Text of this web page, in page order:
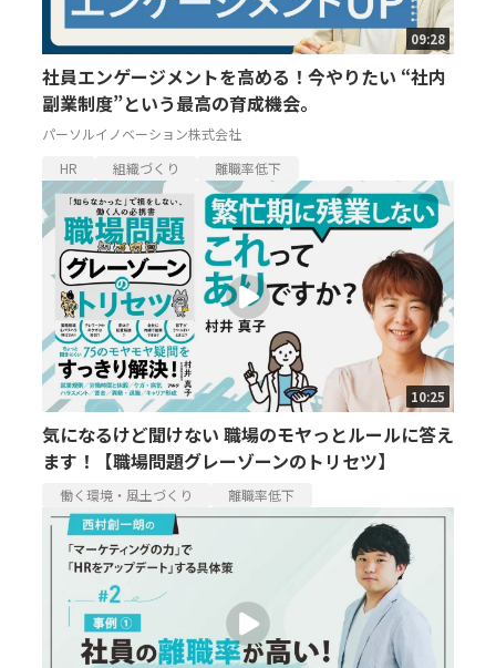
09:28
社員エンゲージメントを高める！今やりたい “社内
副業制度”という最高の育成機会。
パーソルイノベーション株式会社
HR
組織づくり 離職率低下
10:25
気になるけど聞けない 職場のモヤっとルールに答え
ます！【職場問題グレーゾーンのトリセツ】
働く環境・風土づくり 離職率低下